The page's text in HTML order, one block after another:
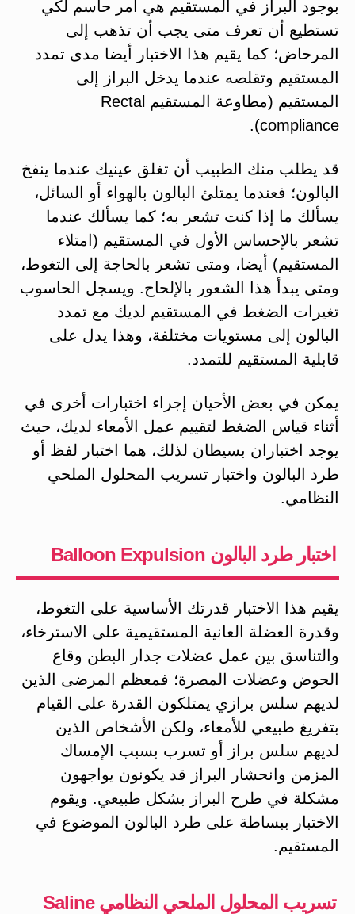
بوجود البراز في المستقيم هي أمر حاسم لكي
تستطيع أن تعرف متى يجب أن تذهب إلى
المرحاض؛ كما يقيم هذا الاختبار أيضا مدى تمدد
المستقيم وتقلصه عندما يدخل البراز إلى
المستقيم (مطاوعة المستقيم Rectal
compliance).
قد يطلب منك الطبيب أن تغلق عينيك عندما ينفخ
البالون؛ فعندما يمتلئ البالون بالهواء أو السائل،
يسألك ما إذا كنت تشعر به؛ كما يسألك عندما
تشعر بالإحساس الأول في المستقيم (امتلاء
المستقيم) أيضا، ومتى تشعر بالحاجة إلى التغوط،
ومتى يبدأ هذا الشعور بالإلحاح. ويسجل الحاسوب
تغيرات الضغط في المستقيم لديك مع تمدد
البالون إلى مستويات مختلفة، وهذا يدل على
قابلية المستقيم للتمدد.
يمكن في بعض الأحيان إجراء اختبارات أخرى في
أثناء قياس الضغط لتقييم عمل الأمعاء لديك، حيث
يوجد اختباران بسيطان لذلك، هما اختبار لفظ أو
طرد البالون واختبار تسريب المحلول الملحي
النظامي.
اختبار طرد البالون Balloon Expulsion
يقيم هذا الاختبار قدرتك الأساسية على التغوط،
وقدرة العضلة العانية المستقيمية على الاسترخاء،
والتناسق بين عمل عضلات جدار البطن وقاع
الحوض وعضلات المصرة؛ فمعظم المرضى الذين
لديهم سلس برازي يمتلكون القدرة على القيام
بتفريغ طبيعي للأمعاء، ولكن الأشخاص الذين
لديهم سلس براز أو تسرب بسبب الإمساك
المزمن وانحشار البراز قد يكونون يواجهون
مشكلة في طرح البراز بشكل طبيعي. ويقوم
الاختبار ببساطة على طرد البالون الموضوع في
المستقيم.
تسريب المحلول الملحي النظامي Saline